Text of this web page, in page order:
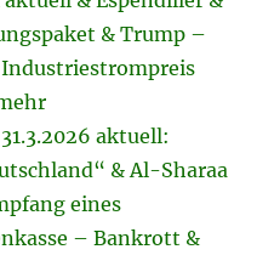
& Trump –
aktuell:
& Al-Sharaa
eines
– Bankrott &